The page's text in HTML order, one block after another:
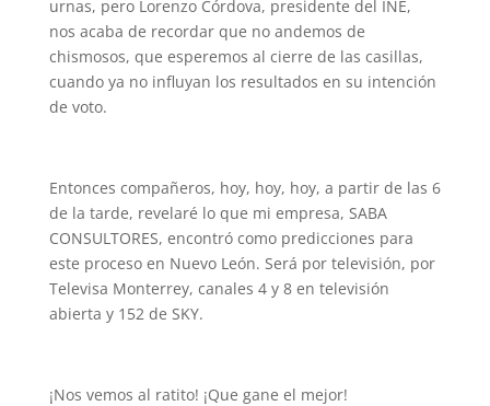
urnas, pero Lorenzo Córdova, presidente del INE,
nos acaba de recordar que no andemos de
chismosos, que esperemos al cierre de las casillas,
cuando ya no influyan los resultados en su intención
de voto.
Entonces compañeros, hoy, hoy, hoy, a partir de las 6
de la tarde, revelaré lo que mi empresa, SABA
CONSULTORES, encontró como predicciones para
este proceso en Nuevo León. Será por televisión, por
Televisa Monterrey, canales 4 y 8 en televisión
abierta y 152 de SKY.
¡Nos vemos al ratito! ¡Que gane el mejor!